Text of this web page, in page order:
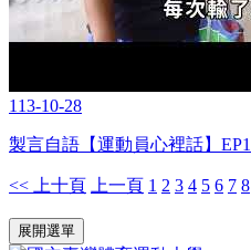
113-10-28
製言自語【運動員心裡話】EP1
<< 上十頁 上一頁 1 2 3 4 5 6 7 8
展開選單